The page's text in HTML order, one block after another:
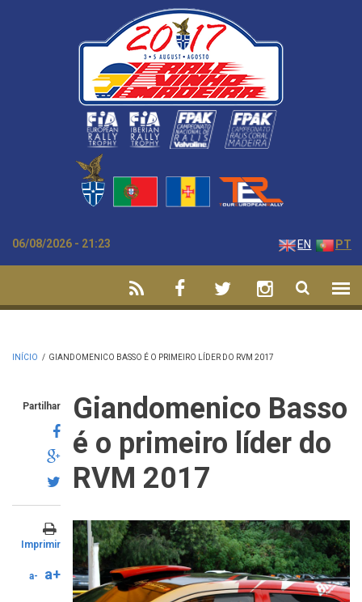
Passar para o conteúdo principal
06/08/2026 - 21:23 EN PT
INÍCIO / GIANDOMENICO BASSO É O PRIMEIRO LÍDER DO RVM 2017
Partilhar
Imprimir
a- a+
Giandomenico Basso
é o primeiro líder do
RVM 2017